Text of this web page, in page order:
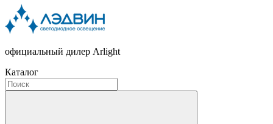
официальный дилер Arlight
Каталог